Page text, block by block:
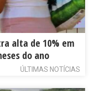
alta de 10% em
do ano
ÚLTIMAS NOTÍCIAS